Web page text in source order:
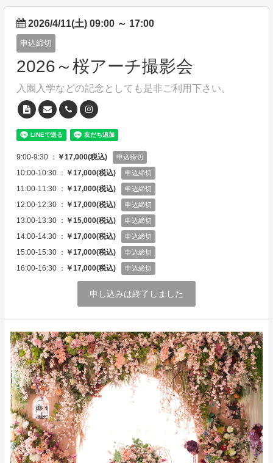
2026/4/11(土) 09:00 ～ 17:00
申込締切
2026～桜アーチ撮影会
入園入学などの記念としても是非ご利用下さい。
9:00-9:30 ： ￥17,000(税込) 申込締切
10:00-10:30 ： ￥17,000(税込) 申込締切
11:00-11:30 ： ￥17,000(税込) 申込締切
12:00-12:30 ： ￥17,000(税込) 申込締切
13:00-13:30 ： ￥15,000(税込) 申込締切
14:00-14:30 ： ￥17,000(税込) 申込締切
15:00-15:30 ： ￥17,000(税込) 申込締切
16:00-16:30 ： ￥17,000(税込) 申込締切
申し込みは終了しました